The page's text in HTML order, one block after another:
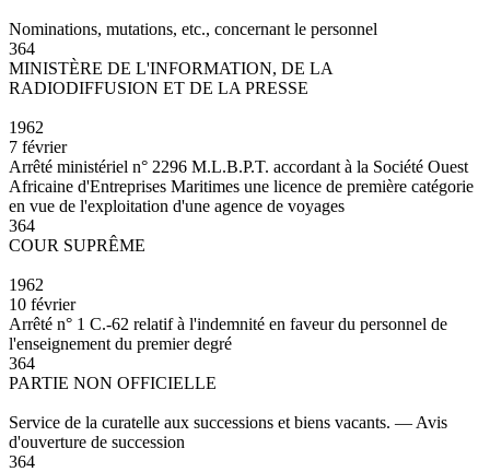
Nominations, mutations, etc., concernant le personnel
364
MINISTÈRE DE L'INFORMATION, DE LA
RADIODIFFUSION ET DE LA PRESSE
1962
7 février
Arrêté ministériel n° 2296 M.L.B.P.T. accordant à la Société Ouest
Africaine d'Entreprises Maritimes une licence de première catégorie
en vue de l'exploitation d'une agence de voyages
364
COUR SUPRÊME
1962
10 février
Arrêté n° 1 C.-62 relatif à l'indemnité en faveur du personnel de
l'enseignement du premier degré
364
PARTIE NON OFFICIELLE
Service de la curatelle aux successions et biens vacants. — Avis
d'ouverture de succession
364